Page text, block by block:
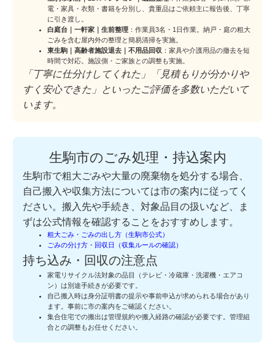
電・家具・衣類・書籍を分別し、貴重品はご依頼主に報告後、丁寧
に引き渡し。
白庭台｜一軒家｜生前整理 ：作業員3名・1日作業。納戸・庭の粗大
ごみを含む屋内外の整理と簡易清掃を実施。
東生駒｜高齢者施設退去｜不用品回収 ：家具や介護用品の撤去を短
時間で対応。施設側・ご家族との調整も実施。
「丁寧に仕分けしてくれた」「見積もりが分かりや
すく安心できた」といったご評価を多数いただいて
います。
生駒市のごみ処理・持込案内
生駒市で粗大ごみや大量の廃棄物を処分する場合、
自己搬入や収集方法については市の案内に従ってく
ださい。搬入先や手続き、対象品目の扱いなど、ま
ずは公式情報を確認することをおすすめします。
粗大ごみ・ごみの出し方（生駒市公式）
ごみの分け方・回収日（収集ルールの確認）
持ち込み・回収の注意点
家電リサイクル法対象の品目（テレビ・冷蔵庫・洗濯機・エアコ
ン）は別途手続きが必要です。
自己搬入時は身分証明書の提示や事前申込が求められる場合があり
ます。事前に市の案内をご確認ください。
集合住宅での搬出は管理規約や搬入経路の確認が必要です。管理組
合との調整もお任せください。